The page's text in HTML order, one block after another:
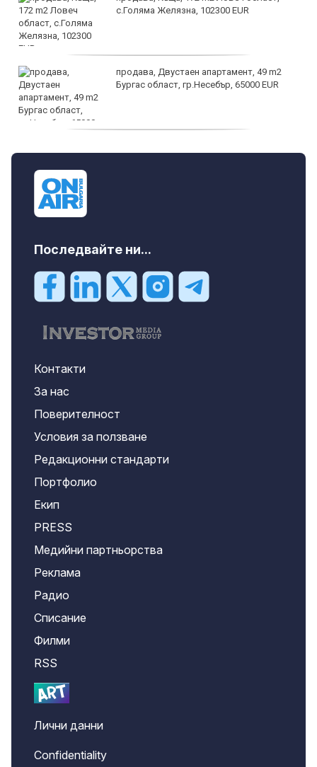
с.Голяма Желязна, 102300 EUR
продава, Двустаен апартамент, 49 m2
Бургас област, гр.Несебър, 65000 EUR
Последвайте ни...
Контакти
За нас
Поверителност
Условия за ползване
Редакционни стандарти
Портфолио
Екип
PRESS
Медийни партньорства
Реклама
Радио
Списание
Филми
RSS
Лични данни
Confidentiality